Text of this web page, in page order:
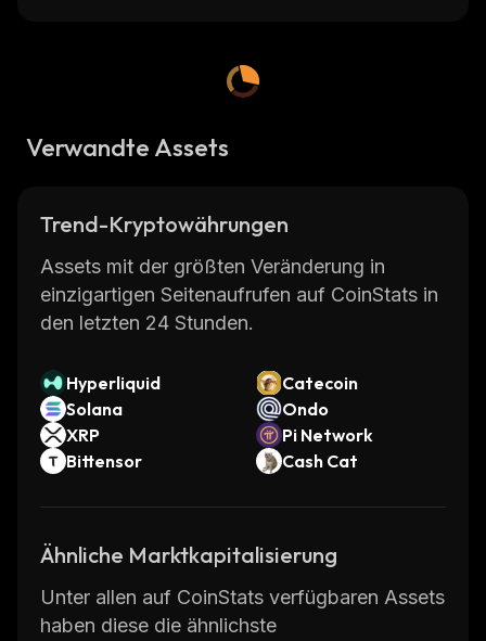
Verwandte Assets
Trend-Kryptowährungen
Assets mit der größten Veränderung in
einzigartigen Seitenaufrufen auf CoinStats in
den letzten 24 Stunden.
Hyperliquid
Catecoin
Solana
Ondo
XRP
Pi Network
Bittensor
Cash Cat
Ähnliche Marktkapitalisierung
Unter allen auf CoinStats verfügbaren Assets
haben diese die ähnlichste